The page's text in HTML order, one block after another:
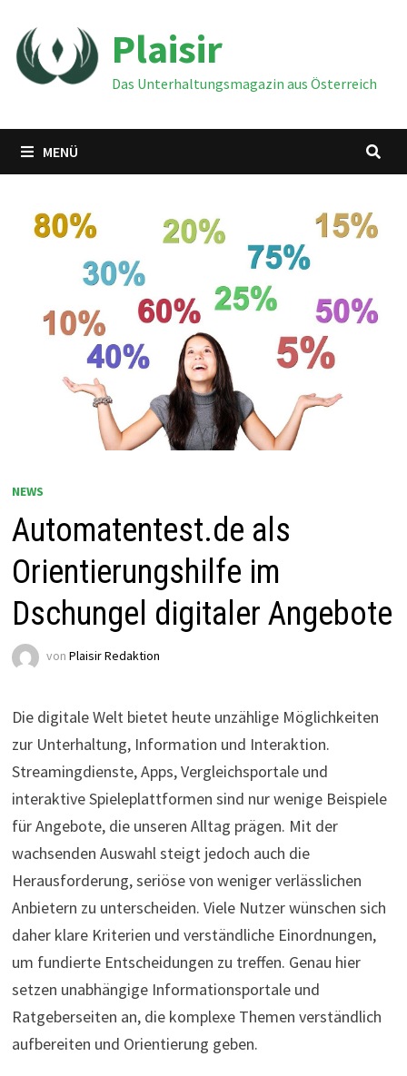
Inhalt
springen
Plaisir
Das Unterhaltungsmagazin aus Österreich
MENÜ
NEWS
Automatentest.de als
Orientierungshilfe im
Dschungel digitaler Angebote
von Plaisir Redaktion
Die digitale Welt bietet heute unzählige Möglichkeiten
zur Unterhaltung, Information und Interaktion.
Streamingdienste, Apps, Vergleichsportale und
interaktive Spieleplattformen sind nur wenige Beispiele
für Angebote, die unseren Alltag prägen. Mit der
wachsenden Auswahl steigt jedoch auch die
Herausforderung, seriöse von weniger verlässlichen
Anbietern zu unterscheiden. Viele Nutzer wünschen sich
daher klare Kriterien und verständliche Einordnungen,
um fundierte Entscheidungen zu treffen. Genau hier
setzen unabhängige Informationsportale und
Ratgeberseiten an, die komplexe Themen verständlich
aufbereiten und Orientierung geben.